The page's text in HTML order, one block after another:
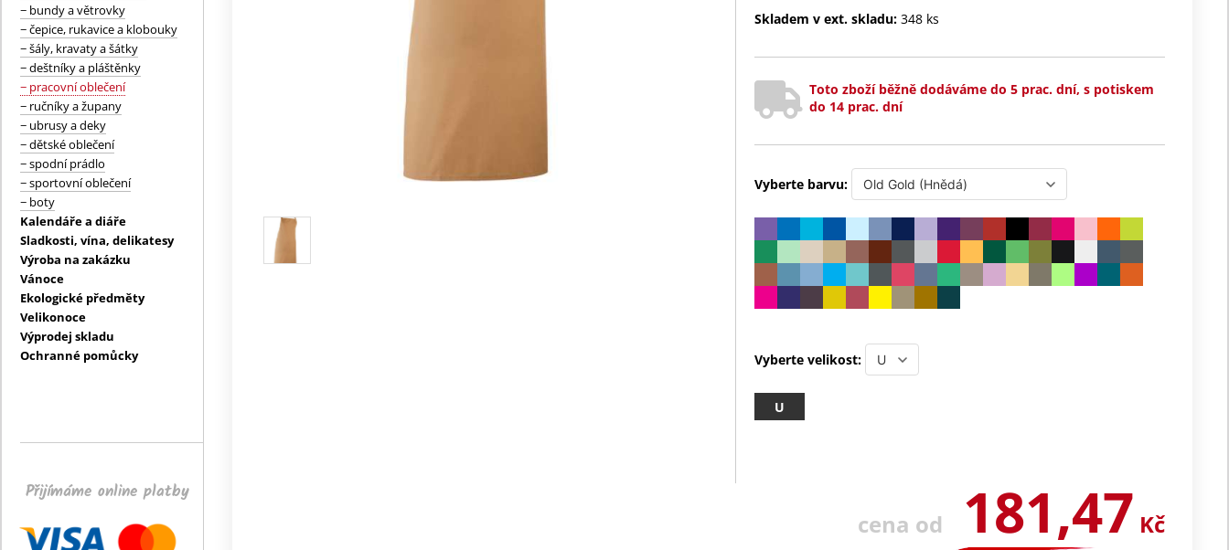
− bundy a větrovky
− čepice, rukavice a klobouky
− šály, kravaty a šátky
− deštníky a pláštěnky
− pracovní oblečení
− ručníky a župany
− ubrusy a deky
− dětské oblečení
− spodní prádlo
− sportovní oblečení
− boty
Kalendáře a diáře
Sladkosti, vína, delikatesy
Výroba na zakázku
Vánoce
Ekologické předměty
Velikonoce
Výprodej skladu
Ochranné pomůcky
Přijímáme online platby
Skladem v ext. skladu: 348 ks
Toto zboží běžně dodáváme do 5 prac. dní, s potiskem
do 14 prac. dní
Vyberte barvu:
Vyberte velikost:
U
cena od 181,47 Kč